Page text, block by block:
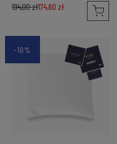
194,00 zł174,60 zł
-10%